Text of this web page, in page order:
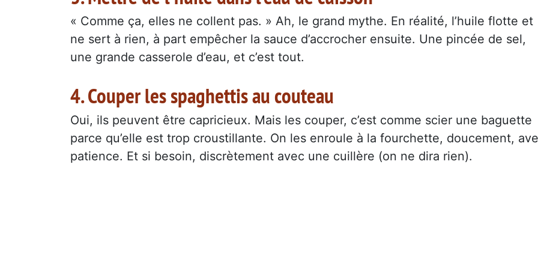
« Comme ça, elles ne collent pas. » Ah, le grand mythe. En réalité, l’huile flotte et
ne sert à rien, à part empêcher la sauce d’accrocher ensuite. Une pincée de sel,
une grande casserole d’eau, et c’est tout.
4. Couper les spaghettis au couteau
Oui, ils peuvent être capricieux. Mais les couper, c’est comme scier une baguette
parce qu’elle est trop croustillante. On les enroule à la fourchette, doucement,
patience. Et si besoin, discrètement avec une cuillère (on ne dira rien).